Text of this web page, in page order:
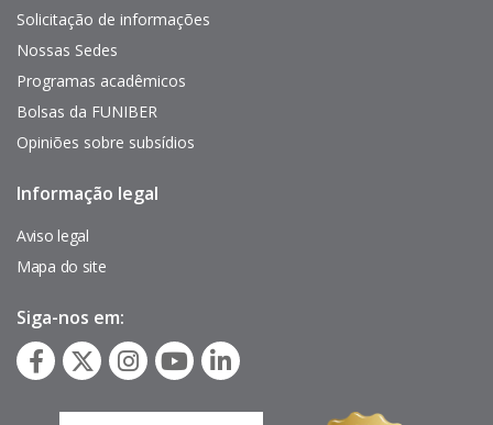
interés
Solicitação de informações
Nossas Sedes
Programas acadêmicos
Bolsas da FUNIBER
Opiniões sobre subsídios
Pie
página
Informação legal
Aviso legal
Mapa do site
Siga-nos em: